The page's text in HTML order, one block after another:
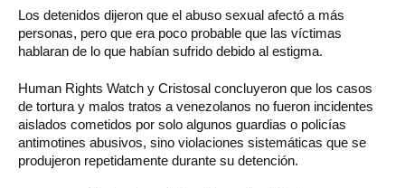
Los detenidos dijeron que el abuso sexual afectó a más
personas, pero que era poco probable que las víctimas
hablaran de lo que habían sufrido debido al estigma.
Human Rights Watch y Cristosal concluyeron que los casos
de tortura y malos tratos a venezolanos no fueron incidentes
aislados cometidos por solo algunos guardias o policías
antimotines abusivos, sino violaciones sistemáticas que se
produjeron repetidamente durante su detención.